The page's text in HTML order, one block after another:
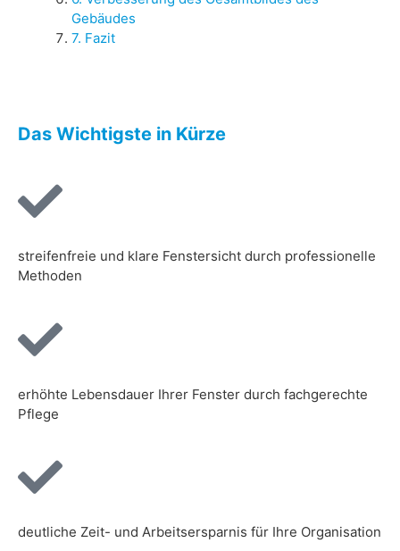
Gebäudes
7. Fazit
Das Wichtigste in Kürze
streifenfreie und klare Fenstersicht durch professionelle
Methoden
erhöhte Lebensdauer Ihrer Fenster durch fachgerechte
Pflege
deutliche Zeit- und Arbeitsersparnis für Ihre Organisation